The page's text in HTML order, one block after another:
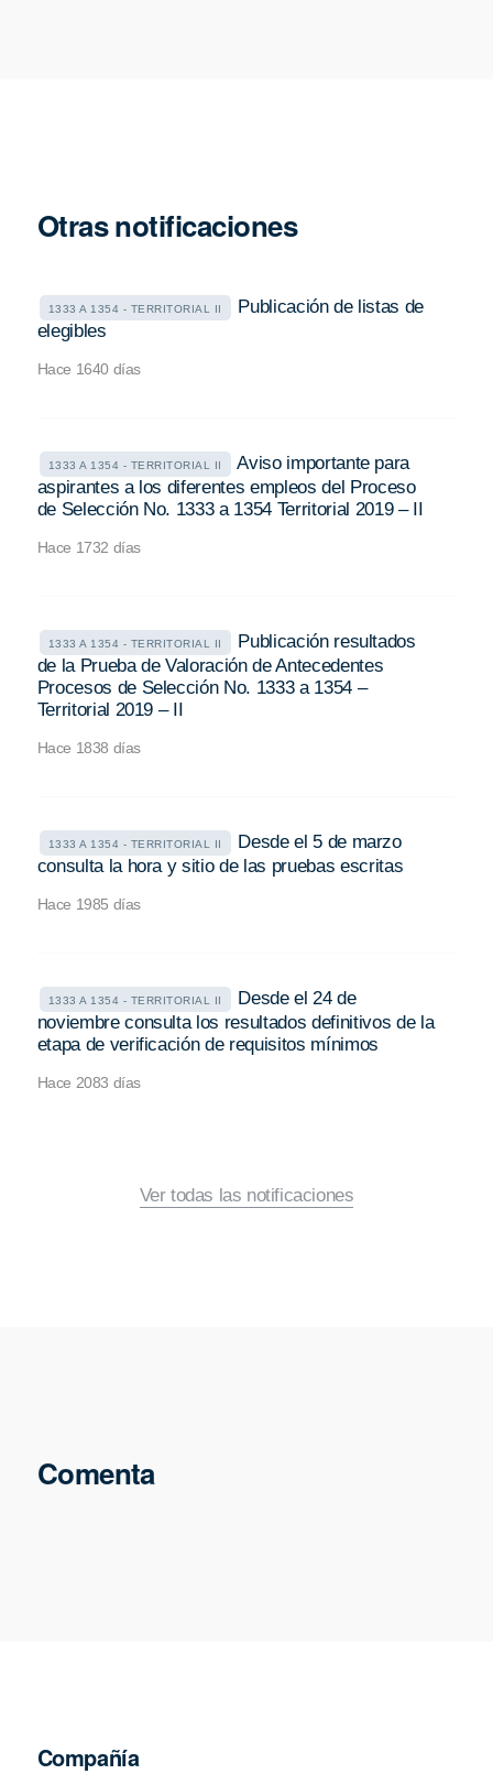
Otras notificaciones
1333 A 1354 - TERRITORIAL II
Publicación de listas de
elegibles
Hace 1640 días
1333 A 1354 - TERRITORIAL II
Aviso importante para
aspirantes a los diferentes empleos del Proceso
de Selección No. 1333 a 1354 Territorial 2019 – II
Hace 1732 días
1333 A 1354 - TERRITORIAL II
Publicación resultados
de la Prueba de Valoración de Antecedentes
Procesos de Selección No. 1333 a 1354 –
Territorial 2019 – II
Hace 1838 días
1333 A 1354 - TERRITORIAL II
Desde el 5 de marzo
consulta la hora y sitio de las pruebas escritas
Hace 1985 días
1333 A 1354 - TERRITORIAL II
Desde el 24 de
noviembre consulta los resultados definitivos de la
etapa de verificación de requisitos mínimos
Hace 2083 días
Ver todas las notificaciones
Comenta
Compañía